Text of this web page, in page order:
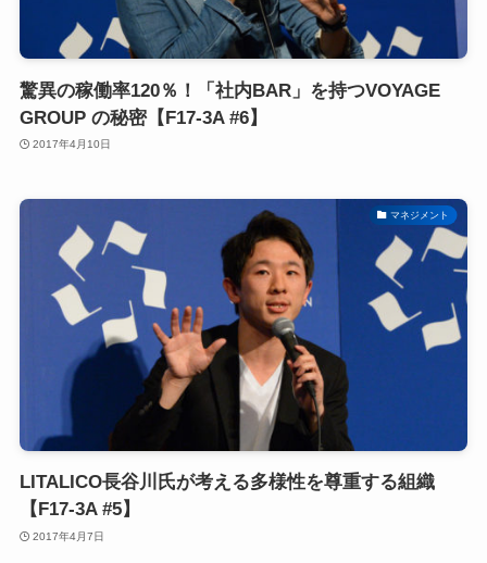
驚異の稼働率120％！「社内BAR」を持つVOYAGE
GROUP の秘密【F17-3A #6】
2017年4月10日
マネジメント
LITALICO長谷川氏が考える多様性を尊重する組織
【F17-3A #5】
2017年4月7日